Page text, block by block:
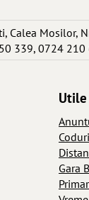
Calea Mosilor,
339, 0724 210
Utile
Gara